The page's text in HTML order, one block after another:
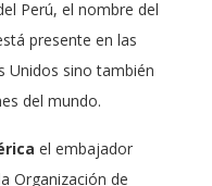
Perú, el nombre del
presente en las
Unidos sino también
del mundo.
el embajador
Organización de